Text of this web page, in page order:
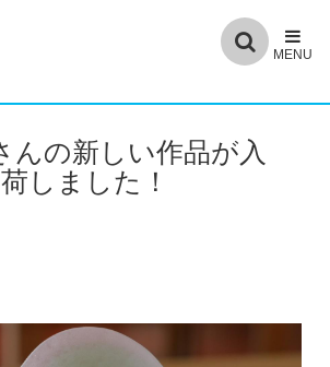
んの新しい作品が入
荷しました！